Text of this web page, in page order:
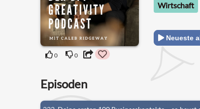
0 0
Wirtschaft
Neueste
Episoden